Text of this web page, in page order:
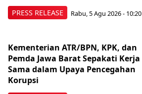
PRESS RELEASE Rabu, 5 Agu 2026 - 10:20
Kementerian ATR/BPN, KPK, dan
Pemda Jawa Barat Sepakati Kerja
Sama dalam Upaya Pencegahan
Korupsi